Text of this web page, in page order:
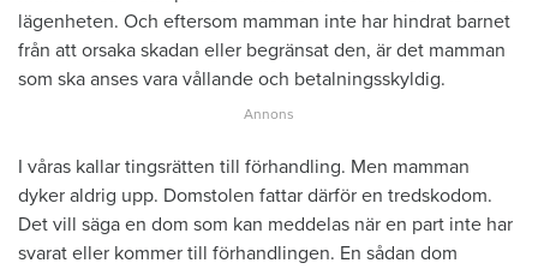
lägenheten. Och eftersom mamman inte har hindrat barnet
från att orsaka skadan eller begränsat den, är det mamman
som ska anses vara vållande och betalningsskyldig.
I våras kallar tingsrätten till förhandling. Men mamman
dyker aldrig upp. Domstolen fattar därför en tredskodom.
Det vill säga en dom som kan meddelas när en part inte har
svarat eller kommer till förhandlingen. En sådan dom